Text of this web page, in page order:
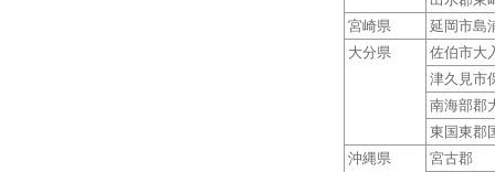
宮崎県
延岡市島
大分県
佐伯市大
津久見市
南海部郡
東国東郡
沖縄県
宮古郡